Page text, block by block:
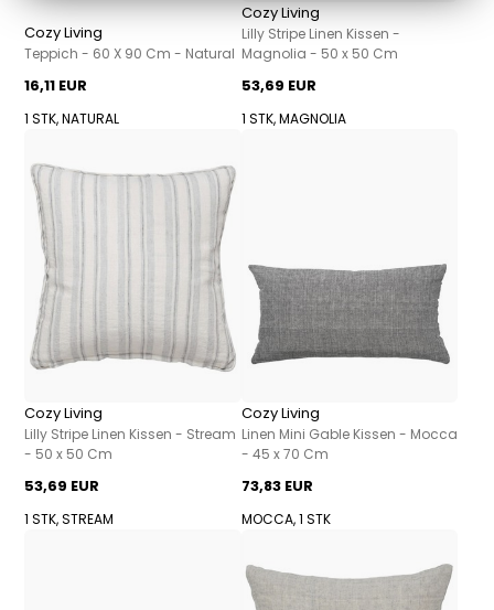
Cozy Living
Teppich - 60 X 90 Cm - Natural
16,11 EUR
1 STK, NATURAL
Cozy Living
Lilly Stripe Linen Kissen -
Magnolia - 50 x 50 Cm
53,69 EUR
1 STK, MAGNOLIA
Cozy Living
Lilly Stripe Linen Kissen - Stream
- 50 x 50 Cm
53,69 EUR
1 STK, STREAM
Cozy Living
Linen Mini Gable Kissen - Mocca
- 45 x 70 Cm
73,83 EUR
MOCCA, 1 STK